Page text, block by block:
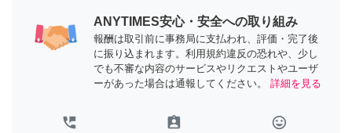
ANYTIMES安心・安全への取り組み
報酬は取引前に事務局に支払われ、評価・完了後
に振り込まれます。利用規約違反の恐れや、少し
でも不審な内容のサービスやリクエストやユーザ
ーがあった場合は通報してください。
詳細を見る
perm_phone_msg assignment_ind tag_faces